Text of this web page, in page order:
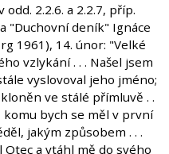
2.2.6. a 2.2.7, příp.
"Duchovní deník" Ignáce
1961), 14. únor: "Velké
vzlykání . . . Našel jsem
vyslovoval jeho jméno;
ve stálé přímluvě . .
komu bych se měl v první
jakým způsobem . . .
Otec a vtáhl mě do svého